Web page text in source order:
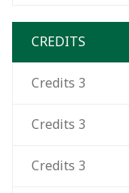
CREDITS
3
Credits
3
Credits
3
Credits